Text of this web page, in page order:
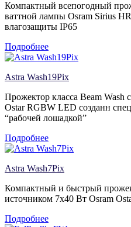
Компактный всепогодный
ваттной лампы Osram Sirius
влагозащиты IP65
Подробнее
Astra Wash19Pix
Прожектор класса Beam Wash
Ostar RGBW LED созданн
“рабочей лошадкой”
Подробнее
Astra Wash7Pix
Компактный и быстрый
источником 7х40 Вт Osram
Подробнее